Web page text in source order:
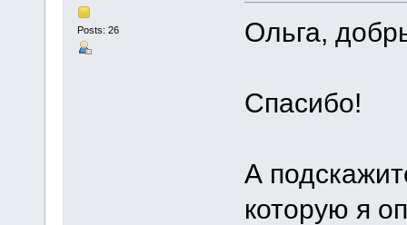
Posts: 26 Ольга,
Спасибо!
А
которую я